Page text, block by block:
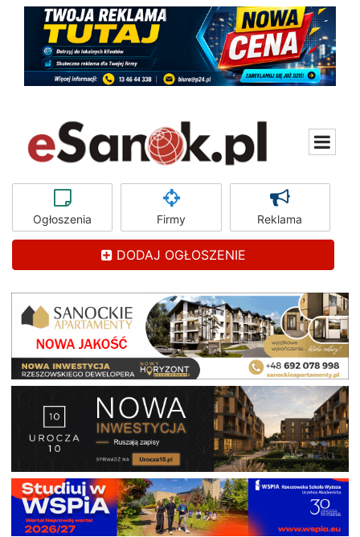
Ogłoszenia Firmy Reklama
DODAJ OGŁOSZENIE